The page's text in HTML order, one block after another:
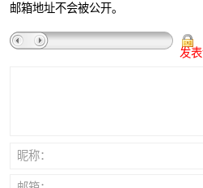
邮箱地址不会被公开。
发
昵称：